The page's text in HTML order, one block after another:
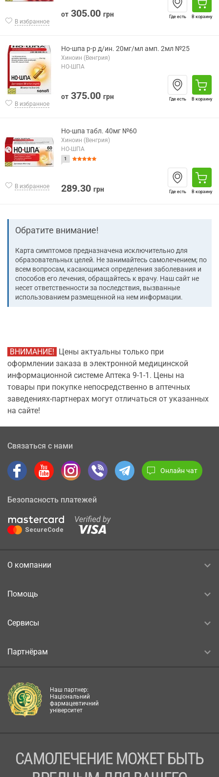
В избранное
от 305.00 грн Где есть В корзину
В избранное
Но-шпа р-р д/ин. 20мг/мл амп. 2мл №25
Хиноин (Венгрия)
НО-ШПА
от 375.00 грн Где есть В корзину
В избранное
Но-шпа табл. 40мг №60
Хиноин (Венгрия)
НО-ШПА
1
289.30 грн Где есть В корзину
Обратите внимание!
Карта симптомов предназначена исключительно для
образовательных целей. Не занимайтесь самолечением; по
всем вопросам, касающимся определения заболевания и
способов его лечения, обращайтесь к врачу. Наш сайт не
несет ответственности за последствия, вызванные
использованием размещенной на нем информации.
ВНИМАНИЕ! Цены актуальны только при
оформлении заказа в электронной медицинской
информационной системе Аптека 9-1-1. Цены на
товары при покупке непосредственно в аптечных
заведениях-партнерах могут отличаться от указанных
на сайте!
Связаться с нами
Онлайн чат
Безопасность платежей
О компании
Помощь
Сервисы
Партнёрам
Наш партнер:
Національний
фармацевтичний
університет
САМОЛЕЧЕНИЕ МОЖЕТ БЫТЬ